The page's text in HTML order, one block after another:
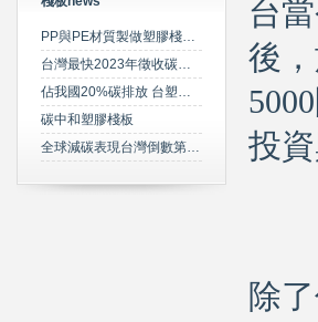
PP與PE材質製做塑膠棧板之特性比較
台灣最快2023年徵收碳費 擬定期調升費率
佔我國20%碳排放 台塑規劃2050年達成淨零碳排
碳中和塑膠棧板
全球減碳表現台灣倒數第三 綠委年底提「氣候變遷法」草案雪恥
台
後
投
除